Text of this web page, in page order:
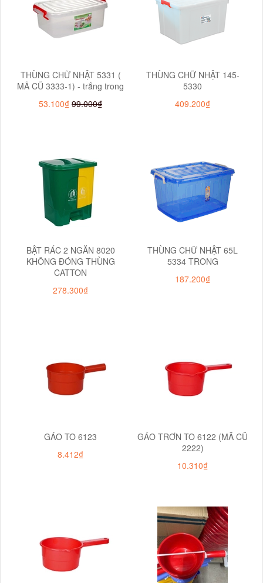
THÙNG CHỮ NHẬT 5331 (
MÃ CŨ 3333-1) - trắng trong
53.100₫ 99.000₫
THÙNG CHỮ NHẬT 145-
5330
409.200₫
BẬT RÁC 2 NGĂN 8020
KHÔNG ĐÓNG THÙNG
CATTON
278.300₫
THÙNG CHỮ NHẬT 65L
5334 TRONG
187.200₫
GÁO TO 6123
8.412₫
GÁO TRƠN TO 6122 (MÃ CŨ
2222)
10.310₫